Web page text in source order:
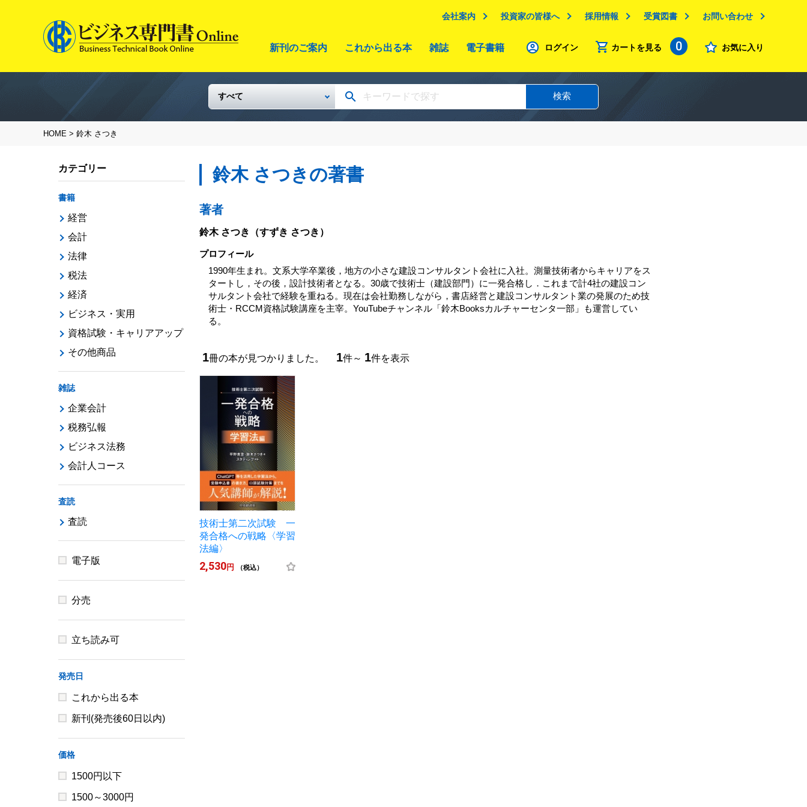
会社案内 投資家の皆様へ 採用情報 受賞図書 お問い合わせ
新刊のご案内 これから出る本 雑誌 電子書籍 ログイン カートを見る 0 お気に入り
検索
HOME > 鈴木 さつき
鈴木 さつきの著書
著者
鈴木 さつき （すずき さつき）
プロフィール
1990年生まれ。文系大学卒業後，地方の小さな建設コンサルタント会社に入社。測量技術者からキャリアをス
タートし，その後，設計技術者となる。30歳で技術士（建設部門）に一発合格し．これまで計4社の建設コン
サルタント会社で経験を重ねる。現在は会社勤務しながら，書店経営と建設コンサルタント業の発展のため技
術士・RCCM資格試験講座を主宰。YouTubeチャンネル「鈴木Booksカルチャーセンタ一部」も運営してい
る。
1冊の本が見つかりました。 1件～ 1件を表示
技術士第二次試験 一
発合格への戦略〈学習
法編〉
2,530円 （税込）
カテゴリー
書籍
経営
会計
法律
税法
経済
ビジネス・実用
資格試験・キャリアアップ
その他商品
雑誌
企業会計
税務弘報
ビジネス法務
会計人コース
査読
査読
電子版
分売
立ち読み可
発売日
これから出る本
新刊(発売後60日以内)
価格
1500円以下
1500～3000円